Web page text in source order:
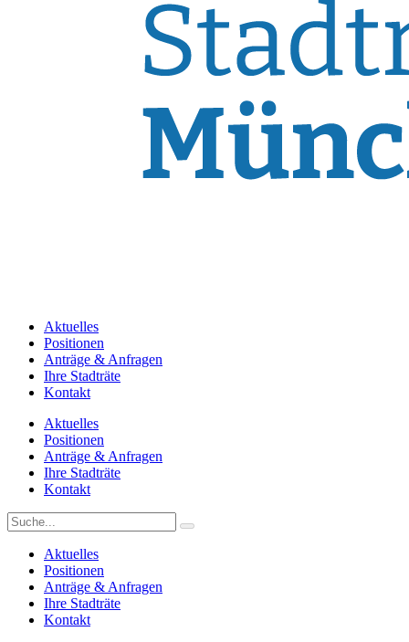
Aktuelles
Positionen
Anträge & Anfragen
Ihre Stadträte
Kontakt
Aktuelles
Positionen
Anträge & Anfragen
Ihre Stadträte
Kontakt
Aktuelles
Positionen
Anträge & Anfragen
Ihre Stadträte
Kontakt